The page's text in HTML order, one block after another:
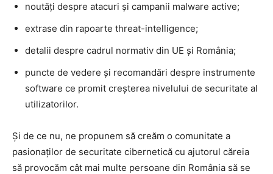
noutăți despre atacuri și campanii malware active;
extrase din rapoarte threat-intelligence;
detalii despre cadrul normativ din UE și România;
puncte de vedere și recomandări despre instrumente
software ce promit creșterea nivelului de securitate al
utilizatorilor.
Și de ce nu, ne propunem să creăm o comunitate a
pasionaților de securitate cibernetică cu ajutorul căreia
să provocăm cât mai multe persoane din România să se